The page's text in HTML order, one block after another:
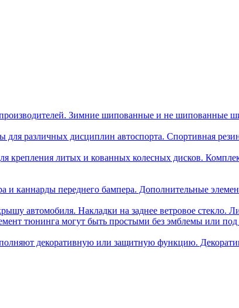
Зимние шипованные и не
различных дисциплин автоспорта. Спортивная
крепления литых и кованных колесных дисков.
и каннарды переднего бампера. Дополнительные
автомобиля. Накладки на заднее ветровое
тюнинга могут быть простыми без эмблемы или
декоративную или защитную функцию.